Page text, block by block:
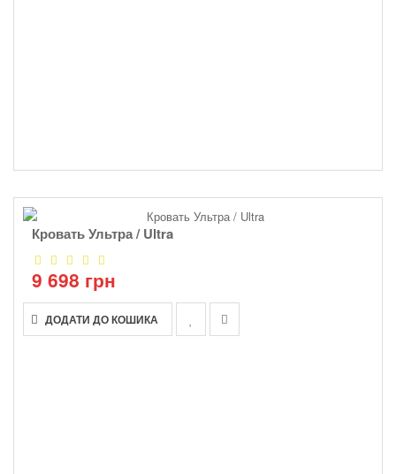
Кровать Ультра / Ultra
9 698 грн
ДОДАТИ ДО КОШИКА